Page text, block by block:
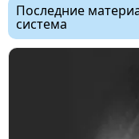
Последние
система